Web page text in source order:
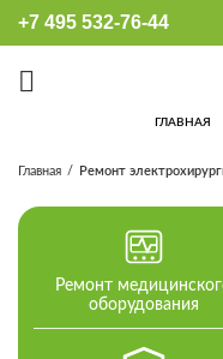
+7 495 532-76-44
ГЛАВНАЯ
Главная Ремонт
Ремонт
оборудования